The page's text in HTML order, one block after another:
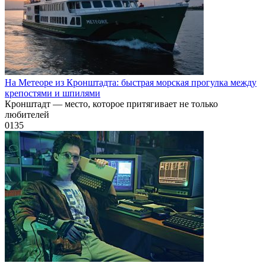
На Метеоре из Кронштадта: быстрая морская прогулка между
крепостями и шпилями
Кронштадт — место, которое притягивает не только
любителей
0135